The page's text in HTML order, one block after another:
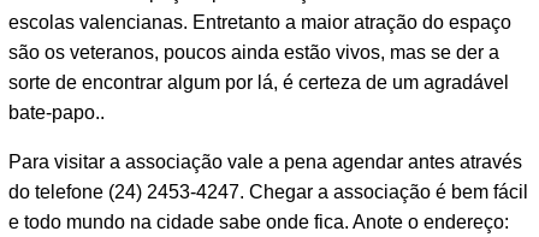
escolas valencianas. Entretanto a maior atração do espaço
são os veteranos, poucos ainda estão vivos, mas se der a
sorte de encontrar algum por lá, é certeza de um agradável
bate-papo..
Para visitar a associação vale a pena agendar antes através
do telefone (24) 2453-4247. Chegar a associação é bem fácil
e todo mundo na cidade sabe onde fica. Anote o endereço: